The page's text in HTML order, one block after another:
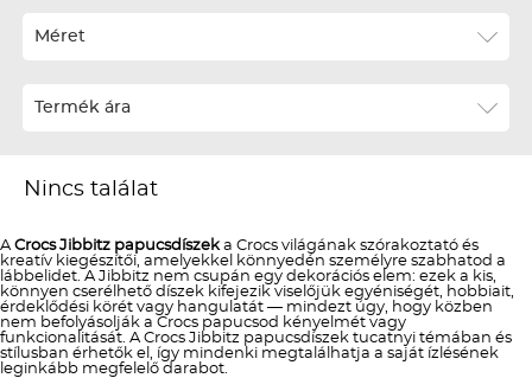
Téli termékek előre ár szerint növekvő
Méret
Termék ára
Nincs találat
ACrocs Jibbitz papucsdíszeka Crocs világának szórakoztató és
kreatív kiegészítői, amelyekkel könnyedén személyre szabhatod a
lábbelidet. A Jibbitz nem csupán egy dekorációs elem: ezek a kis,
könnyen cserélhető díszek kifejezik viselőjük egyéniségét, hobbiait,
érdeklődési körét vagy hangulatát — mindezt úgy, hogy közben
nem befolyásolják a Crocs papucsod kényelmét vagy
funkcionalitását. A Crocs Jibbitz papucsdíszek tucatnyi témában és
stílusban érhetők el, így mindenki megtalálhatja a saját ízlésének
leginkább megfelelő darabot.